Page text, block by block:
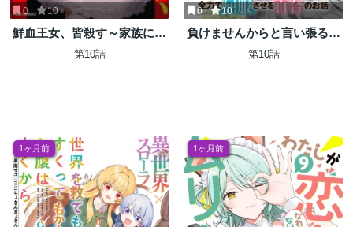
0 10
鮮血王女、皆殺す～家族に裏
切られ、処刑された少女は蘇
第10話
0 10
負けませんからと言い張る顔
のいい女の子を、全力で屈服
第10話
1ヶ月前 1ヶ月前